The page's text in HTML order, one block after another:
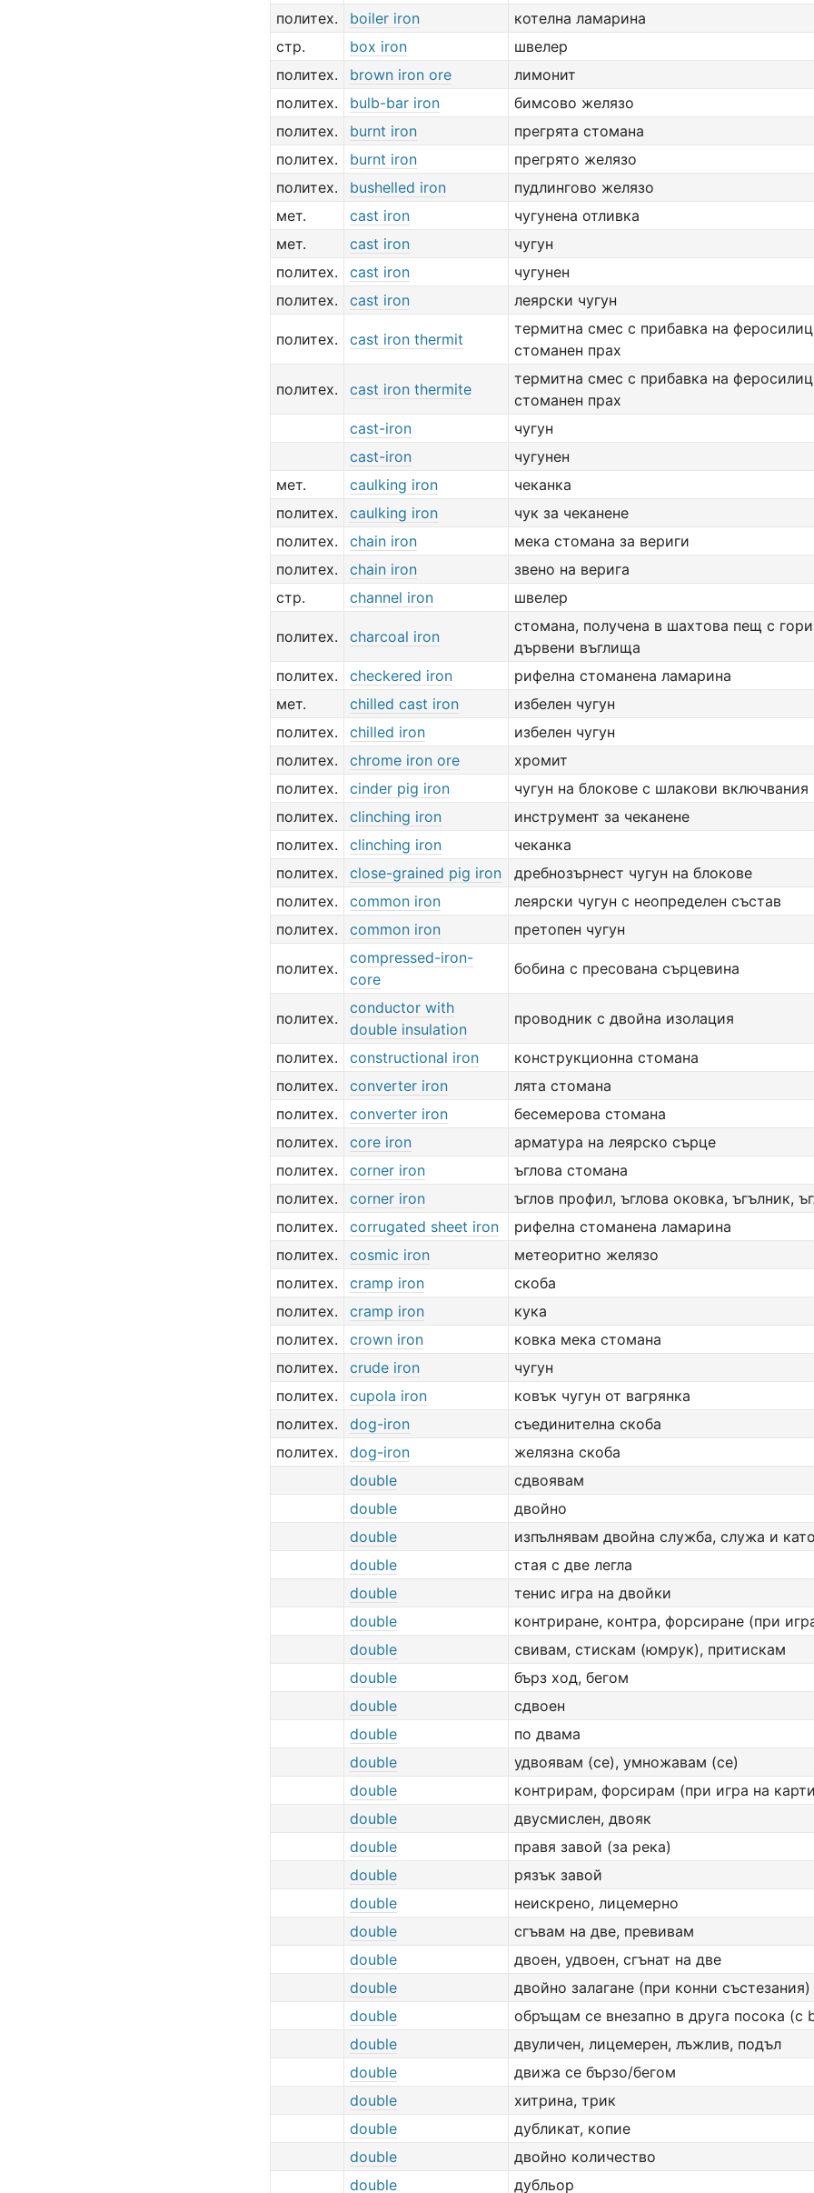
политех.
boiler iron
котелна ламарина
стр.
box iron
швелер
политех.
brown iron ore
лимонит
политех.
bulb-bar iron
бимсово желязо
политех.
burnt iron
прегрята стомана
политех.
burnt iron
прегрято желязо
политех.
bushelled iron
пудлингово желязо
мет.
cast iron
чугунена отливка
мет.
cast iron
чугун
политех.
cast iron
чугунен
политех.
cast iron леярски чугун
политех. cast iron thermit
термитна смес с прибавка на
стоманен прах
политех. cast iron thermite
термитна смес с прибавка на
стоманен прах
cast-iron
чугун
cast-iron
чугунен
мет.
caulking iron
чеканка
политех.
caulking iron
чук за чеканене
политех.
chain iron
мека стомана за вериги
политех.
chain iron
звено на верига
стр.
channel iron швелер
политех. charcoal iron
стомана, получена в шахтова пещ с
дървени въглища
политех.
checkered iron
рифелна стоманена ламарина
мет.
chilled cast iron
избелен чугун
политех.
chilled iron
избелен чугун
политех.
chrome iron ore
хромит
политех.
cinder pig iron
чугун на блокове с шлакови включвания
политех.
clinching iron
инструмент за чеканене
политех.
clinching iron
чеканка
политех.
close-grained pig iron
дребнозърнест чугун на блокове
политех.
common iron
леярски чугун с неопределен състав
политех.
common iron претопен чугун
политех.
compressed-iron-
core
бобина с пресована сърцевина
политех.
conductor with
double insulation
проводник с двойна изолация
политех. constructional iron
конструкционна стомана
политех.
converter iron
лята стомана
политех.
converter iron
бесемерова стомана
политех.
core iron
арматура на леярско сърце
политех.
corner iron
ъглова стомана
политех.
corner iron
ъглов профил, ъглова оковка, ъгълник,
политех.
corrugated sheet iron
рифелна стоманена ламарина
политех.
cosmic iron
метеоритно желязо
политех.
cramp iron
скоба
политех.
cramp iron
кука
политех.
crown iron
ковка мека стомана
политех.
crude iron
чугун
политех.
cupola iron
ковък чугун от вагрянка
политех.
dog-iron
съединителна скоба
политех.
dog-iron
желязна скоба
double
сдвоявам
double
двойно
double
изпълнявам двойна служба, служа и
double
стая с две легла
double
тенис игра на двойки
double
контриране, контра, форсиране (при
double
свивам, стискам (юмрук), притискам
double
бърз ход, бегом
double
сдвоен
double
по двама
double
удвоявам (се), умножавам (се)
double
контрирам, форсирам (при игра на
double
двусмислен, двояк
double
правя завой (за река)
double
рязък завой
double
неискрено, лицемерно
double
сгъвам на две, превивам
double
двоен, удвоен, сгънат на две
double
двойно залагане (при конни състезания)
double
обръщам cе внезапно в друга посока (с
double
двуличен, лицемерен, лъжлив, подъл
double
движа се бързо/бегом
double
хитрина, трик
double
дубликат, копие
double
двойно количество
double
дубльор